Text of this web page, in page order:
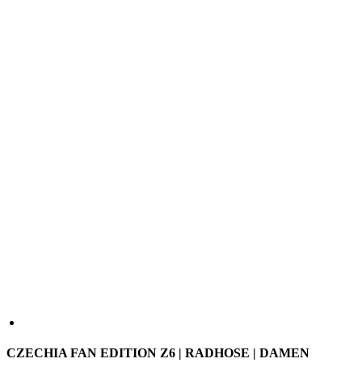
tschechischen Nationalmannschaft mit einem cleanen,
klassischen Trikolore.